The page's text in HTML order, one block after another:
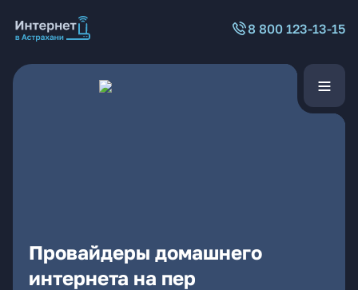
8 800 123-13-15
Провайдеры домашнего
интернета на пер